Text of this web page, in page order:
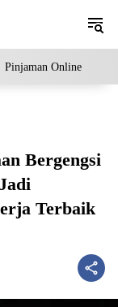
Pinjaman Online
Bergengsi
Terbaik